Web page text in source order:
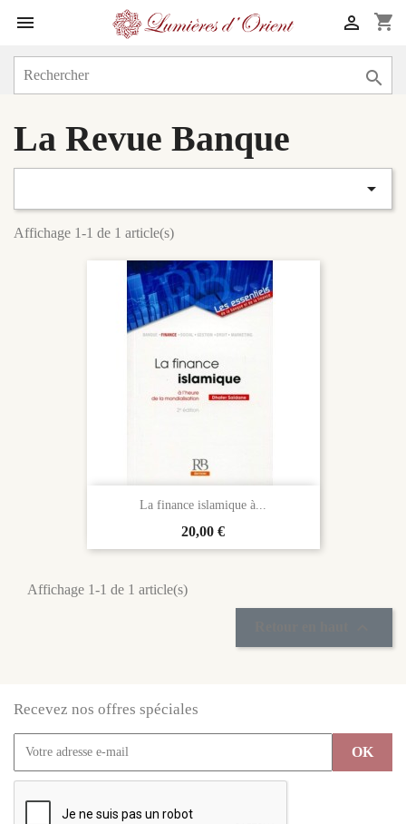
 shopping_cart


La Revue Banque

Affichage 1-1 de 1 article(s)
La finance islamique à...
Prix
20,00 €
Affichage 1-1 de 1 article(s)
Recevez nos offres spéciales